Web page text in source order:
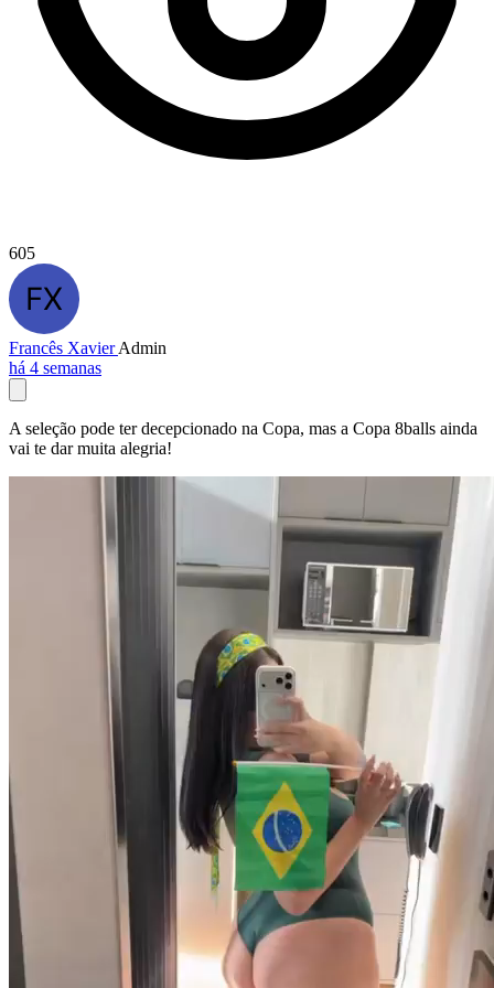
605
Francês XavierAdmin
há 4 semanas
A seleção pode ter decepcionado na Copa, mas a Copa 8balls ainda
vai te dar muita alegria!